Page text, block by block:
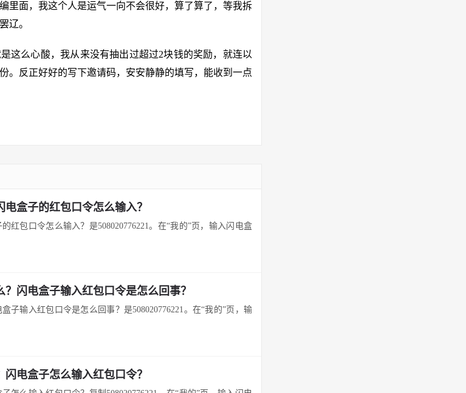
里面，我这个人是运气一向不会很好，算了算了，等我拆
辽。
这么心酸，我从来没有抽出过超过2块钱的奖励，就连以
。反正好好的写下邀请码，安安静静的填写，能收到一点
盒子的红包口令怎么输入？
红包口令怎么输入？是508020776221。在“我的”页，输入闪电盒
闪电盒子输入红包口令是怎么回事？
子输入红包口令是怎么回事？是508020776221。在“我的”页，输
电盒子怎么输入红包口令？